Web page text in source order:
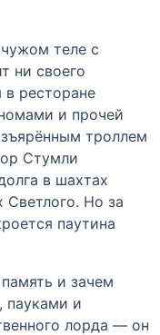
теле с
ни своего
в ресторане
и прочей
троллем
Стумли
в шахтах
Светлого. Но за
паутина
и зачем
пауками и
лорда — он